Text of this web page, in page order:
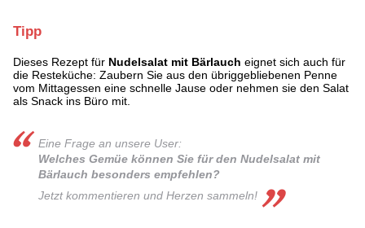
Tipp
Dieses Rezept für Nudelsalat mit Bärlauch eignet sich auch für
die Resteküche: Zaubern Sie aus den übriggebliebenen Penne
vom Mittagessen eine schnelle Jause oder nehmen sie den Salat
als Snack ins Büro mit.
Eine Frage an unsere User:
Welches Gemüe können Sie für den Nudelsalat mit
Bärlauch besonders empfehlen?
Jetzt kommentieren und Herzen sammeln!